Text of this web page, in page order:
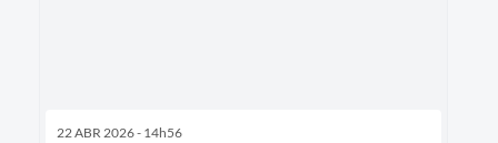
22 ABR 2026 - 14h56